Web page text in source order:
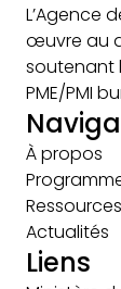
L’Agence
œuvre au
soutenant
PME/PMI
À propos
Actualités
Liens